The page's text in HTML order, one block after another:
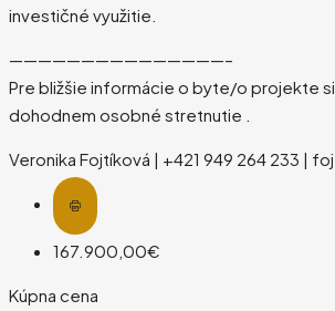
investičné využitie.
———————————————–
Pre bližšie informácie o byte/o projekte si
dohodnem osobné stretnutie .
Veronika Fojtíková | +421 949 264 233 |
167.900,00€
Kúpna cena